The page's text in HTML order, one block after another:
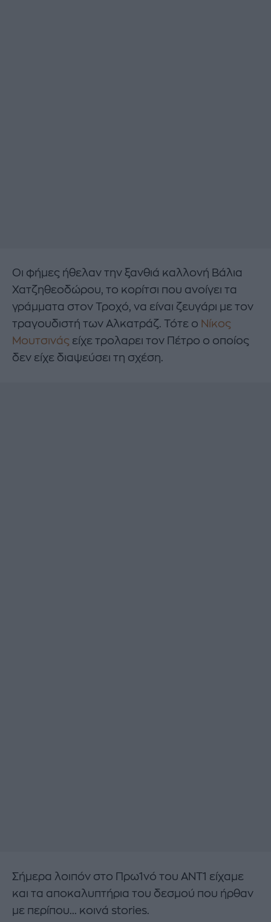
Οι φήμες ήθελαν την ξανθιά καλλονή Βάλια
Χατζηθεοδώρου, το κορίτσι που ανοίγει τα
γράμματα στον Τροχό, να είναι ζευγάρι με τον
τραγουδιστή των Αλκατράζ. Τότε ο Νίκος
Μουτσινάς είχε τρολαρει τον Πέτρο ο οποίος
δεν είχε διαψεύσει τη σχέση.
Σήμερα λοιπόν στο Πρω1νό του ΑΝΤ1 είχαμε
και τα αποκαλυπτήρια του δεσμού που ήρθαν
με περίπου... κοινά stories.